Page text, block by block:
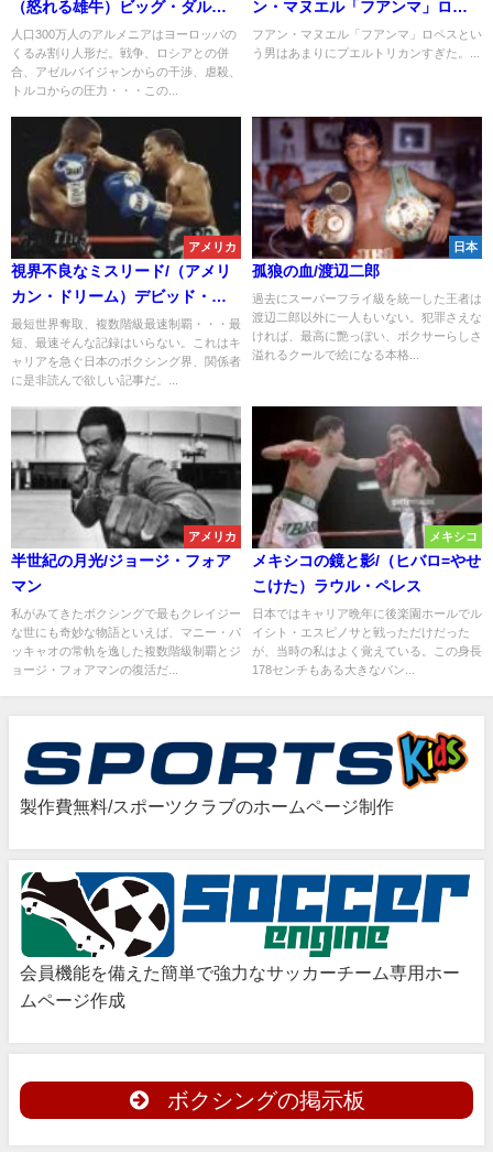
（怒れる雄牛）ビッグ・ダルチ
ニアン
人口300万人のアルメニアはヨーロッパの
くるみ割り人形だ。戦争、ロシアとの併
合、アゼルバイジャンからの干渉、虐殺、
トルコからの圧力・・・この...
ン・マヌエル「フアンマ」ロペ
ス
フアン・マヌエル「フアンマ」ロペスとい
う男はあまりにプエルトリカンすぎた。...
アメリカ
視界不良なミスリード/（アメリ
カン・ドリーム）デビッド・リ
ード
最短世界奪取、複数階級最速制覇・・・最
短、最速そんな記録はいらない。これはキ
ャリアを急ぐ日本のボクシング界、関係者
に是非読んで欲しい記事だ。...
日本
孤狼の血/渡辺二郎
過去にスーパーフライ級を統一した王者は
渡辺二郎以外に一人もいない。犯罪さえな
ければ、最高に艶っぽい、ボクサーらしさ
溢れるクールで絵になる本格...
アメリカ
半世紀の月光/ジョージ・フォア
マン
私がみてきたボクシングで最もクレイジー
な世にも奇妙な物語といえば、マニー・パ
ッキャオの常軌を逸した複数階級制覇とジ
ョージ・フォアマンの復活だ...
メキシコ
メキシコの鏡と影/（ヒバロ=やせ
こけた）ラウル・ペレス
日本ではキャリア晩年に後楽園ホールでル
イシト・エスピノサと戦っただけだった
が、当時の私はよく覚えている。この身長
178センチもある大きなバン...
製作費無料/スポーツクラブのホームページ制作
会員機能を備えた簡単で強力なサッカーチーム専用ホー
ムページ作成
ボクシングの掲示板